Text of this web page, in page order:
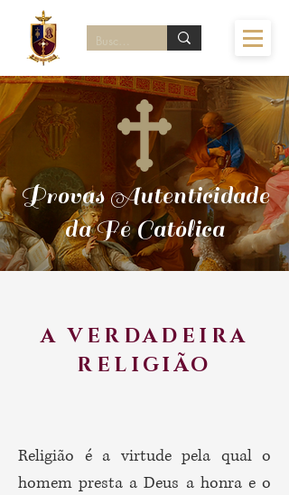
Provas Autenticidade
da Fé Católica
A VERDADEIRA
RELIGIÃO
Religião é a virtude pela qual o
homem presta a Deus a honra e o